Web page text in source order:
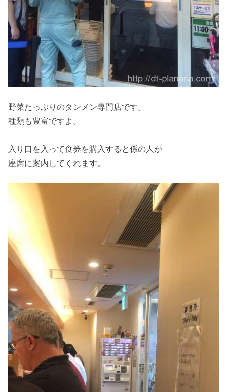
野菜たっぷりのタンメン専門店です。
種類も豊富ですよ。
入り口を入って食券を購入すると係の人が
座席に案内してくれます。